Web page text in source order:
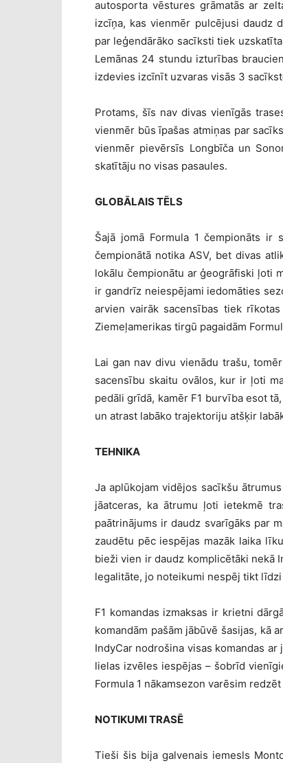
autosporta vēstures grāmatās ar
izcīņa, kas vienmēr pulcējusi daudz
par leģendārāko sacīksti tiek
Lemānas 24 stundu izturības
izdevies izcīnīt uzvaras visās 3
Protams, šīs nav divas vienīgās
vienmēr būs īpašas atmiņas par
vienmēr pievērsīs Longbīča un
skatītāju no visas pasaules.
GLOBĀLAIS TĒLS
Šajā jomā Formula 1 čempionāts ir
čempionātā notika ASV, bet divas
lokālu čempionātu ar ģeogrāfiski ļoti
ir gandrīz neiespējami iedomāties
arvien vairāk sacensības tiek
Ziemeļamerikas tirgū pagaidām
Lai gan nav divu vienādu trašu,
sacensību skaitu ovālos, kur ir ļoti
pedāli grīdā, kamēr F1 burvība esot
un atrast labāko trajektoriju atšķir
TEHNIKA
Ja aplūkojam vidējos sacīkšu
jāatceras, ka ātrumu ļoti ietekmē
paātrinājums ir daudz svarīgāks par
zaudētu pēc iespējas mazāk laika
bieži vien ir daudz komplicētāki nekā
legalitāte, jo noteikumi nespēj tikt līdzi
F1 komandas izmaksas ir krietni
komandām pašām jābūvē šasijas, kā
IndyCar nodrošina visas komandas
lielas izvēles iespējas – šobrīd
Formula 1 nākamsezon varēsim
NOTIKUMI TRASĒ
Tieši šis bija galvenais iemesls